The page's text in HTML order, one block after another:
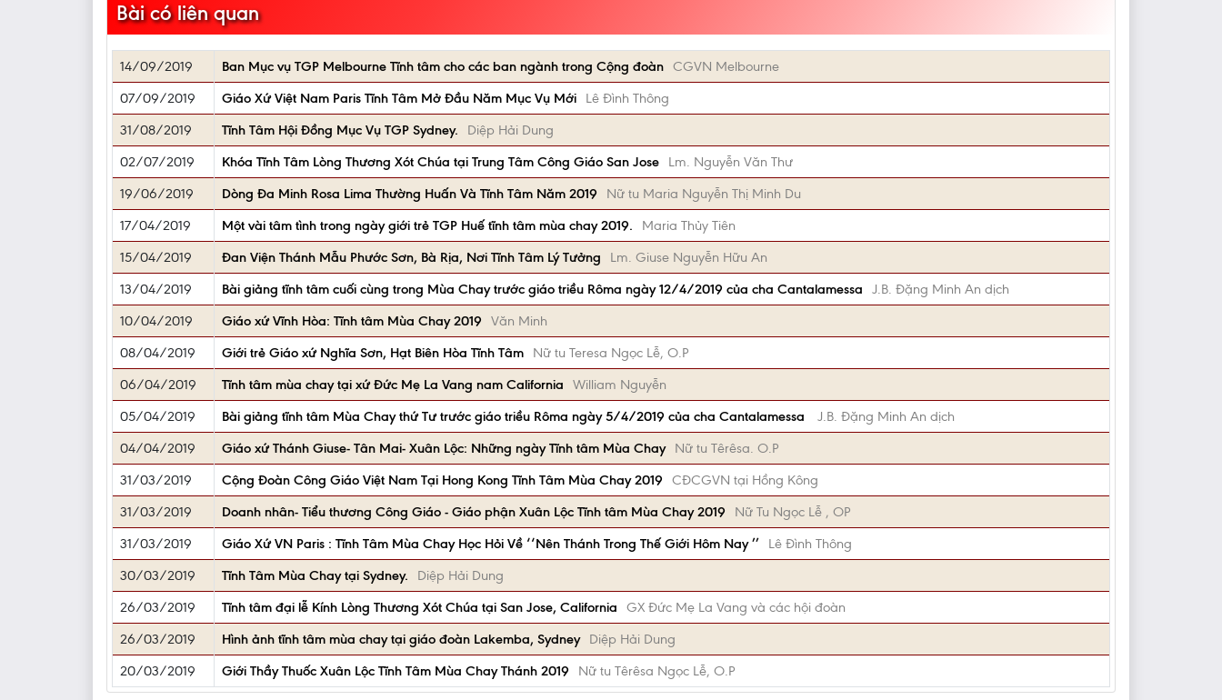
Bài có liên quan
14/09/2019 Ban Mục vụ TGP Melbourne Tĩnh tâm cho các ban ngành trong Cộng đoàn CGVN Melbourne
07/09/2019
Giáo Xứ Việt Nam Paris Tĩnh Tâm Mở Đầu Năm Mục Vụ Mới
Lê Đình Thông
31/08/2019
Tĩnh Tâm Hội Đồng Mục Vụ TGP Sydney.
Diệp Hải Dung
02/07/2019
Khóa Tĩnh Tâm Lòng Thương Xót Chúa tại Trung Tâm Công Giáo San Jose
Lm. Nguyễn Văn Thư
19/06/2019
Dòng Đa Minh Rosa Lima Thường Huấn Và Tĩnh Tâm Năm 2019
Nữ tu Maria Nguyễn Thị Minh Du
17/04/2019
Một vài tâm tình trong ngày giới trẻ TGP Huế tĩnh tâm mùa chay 2019.
Maria Thủy Tiên
15/04/2019
Đan Viện Thánh Mẫu Phước Sơn, Bà Rịa, Nơi Tĩnh Tâm Lý Tưởng
Lm. Giuse Nguyễn Hữu An
13/04/2019
Bài giảng tĩnh tâm cuối cùng trong Mùa Chay trước giáo triều Rôma ngày 12/4/2019 của cha Cantalamessa
J.B. Đặng Minh An dịch
10/04/2019
Giáo xứ Vĩnh Hòa: Tĩnh tâm Mùa Chay 2019
Văn Minh
08/04/2019
Giới trẻ Giáo xứ Nghĩa Sơn, Hạt Biên Hòa Tĩnh Tâm
Nữ tu Teresa Ngọc Lễ, O.P
06/04/2019
Tĩnh tâm mùa chay tại xứ Đức Mẹ La Vang nam California
William Nguyễn
05/04/2019
Bài giảng tĩnh tâm Mùa Chay thứ Tư trước giáo triều Rôma ngày 5/4/2019 của cha Cantalamessa
J.B. Đặng Minh An dịch
04/04/2019
Giáo xứ Thánh Giuse- Tân Mai- Xuân Lộc: Những ngày Tĩnh tâm Mùa Chay
Nữ tu Têrêsa. O.P
31/03/2019
Cộng Đoàn Công Giáo Việt Nam Tại Hong Kong Tĩnh Tâm Mùa Chay 2019
CĐCGVN tại Hồng Kông
31/03/2019
Doanh nhân- Tiểu thương Công Giáo - Giáo phận Xuân Lộc Tĩnh tâm Mùa Chay 2019
Nữ Tu Ngọc Lễ , OP
31/03/2019
Giáo Xứ VN Paris : Tĩnh Tâm Mùa Chay Học Hỏi Về ‘‘Nên Thánh Trong Thế Giới Hôm Nay ’’
Lê Đình Thông
30/03/2019
Tĩnh Tâm Mùa Chay tại Sydney.
Diệp Hải Dung
26/03/2019
Tĩnh tâm đại lễ Kính Lòng Thương Xót Chúa tại San Jose, California
GX Đức Mẹ La Vang và các hội đoàn
26/03/2019
Hình ảnh tĩnh tâm mùa chay tại giáo đoàn Lakemba, Sydney
Diệp Hải Dung
20/03/2019
Giới Thầy Thuốc Xuân Lộc Tĩnh Tâm Mùa Chay Thánh 2019 Nữ tu Têrêsa Ngọc Lễ, O.P